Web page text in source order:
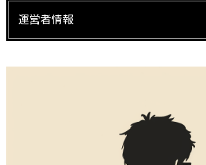
運営者情報